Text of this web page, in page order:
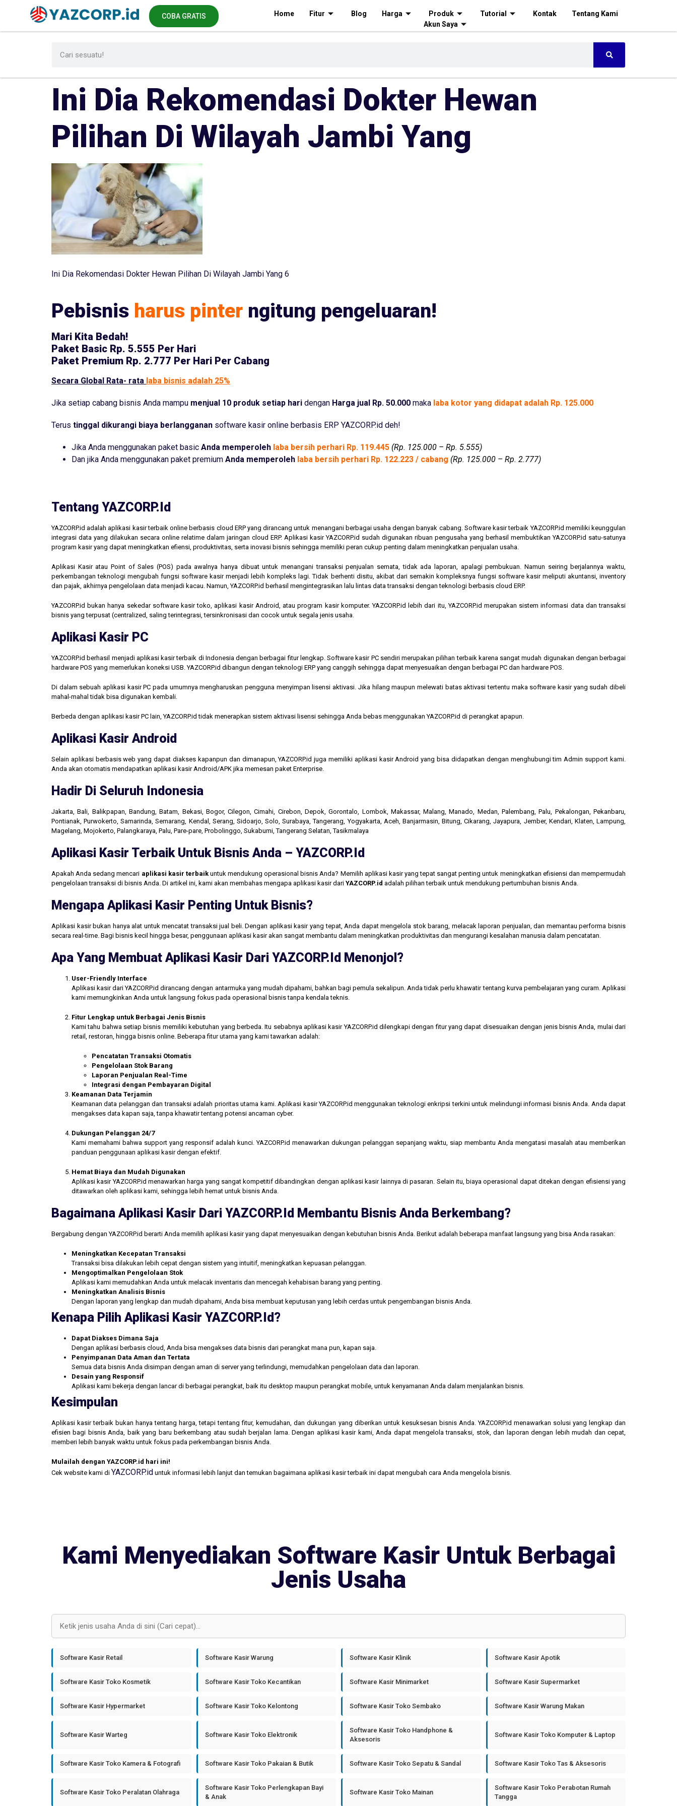
COBA GRATIS Home Fitur Blog Harga Produk Tutorial Kontak
Tentang Kami
Akun Saya
Ini Dia Rekomendasi Dokter Hewan
Pilihan Di Wilayah Jambi Yang
Ini Dia Rekomendasi Dokter Hewan Pilihan Di Wilayah Jambi Yang 6
Pebisnis harus pinter ngitung pengeluaran!
Mari Kita Bedah!
Paket Basic Rp. 5.555 Per Hari
Paket Premium Rp. 2.777 Per Hari Per Cabang
Secara Global Rata- rata laba bisnis adalah 25%
Jika setiap cabang bisnis Anda mampu menjual 10 produk setiap hari dengan Harga jual Rp. 50.000 maka laba kotor yang didapat adalah Rp. 125.000
Terus tinggal dikurangi biaya berlangganan software kasir online berbasis ERP YAZCORP.id deh!
Jika Anda menggunakan paket basic Anda memperoleh laba bersih perhari Rp. 119.445 (Rp. 125.000 – Rp. 5.555)
Dan jika Anda menggunakan paket premium Anda memperoleh laba bersih perhari Rp. 122.223 / cabang (Rp. 125.000 – Rp. 2.777)
Tentang YAZCORP.id
YAZCORP.id adalah aplikasi kasir terbaik online berbasis cloud ERP yang dirancang untuk menangani berbagai usaha dengan banyak cabang. Software kasir terbaik YAZCORP.id memiliki keunggulan
integrasi data yang dilakukan secara online relatime dalam jaringan cloud ERP. Aplikasi kasir YAZCORP.id sudah digunakan ribuan pengusaha yang berhasil membuktikan YAZCORP.id satu-satunya
program kasir yang dapat meningkatkan efiensi, produktivitas, serta inovasi bisnis sehingga memiliki peran cukup penting dalam meningkatkan penjualan usaha.
Aplikasi Kasir atau Point of Sales (POS) pada awalnya hanya dibuat untuk menangani transaksi penjualan semata, tidak ada laporan, apalagi pembukuan. Namun seiring berjalannya waktu,
perkembangan teknologi mengubah fungsi software kasir menjadi lebih kompleks lagi. Tidak berhenti disitu, akibat dari semakin kompleksnya fungsi software kasir meliputi akuntansi, inventory
dan pajak, akhirnya pengelolaan data menjadi kacau. Namun, YAZCORP.id berhasil mengintegrasikan lalu lintas data transaksi dengan teknologi berbasis cloud ERP.
YAZCORP.id bukan hanya sekedar software kasir toko, aplikasi kasir Android, atau program kasir komputer. YAZCORP.id lebih dari itu, YAZCORP.id merupakan sistem informasi data dan transaksi
bisnis yang terpusat (centralized, saling terintegrasi, tersinkronisasi dan cocok untuk segala jenis usaha.
Aplikasi Kasir PC
YAZCORP.id berhasil menjadi aplikasi kasir terbaik di Indonesia dengan berbagai fitur lengkap. Software kasir PC sendiri merupakan pilihan terbaik karena sangat mudah digunakan dengan berbagai
hardware POS yang memerlukan koneksi USB. YAZCORP.id dibangun dengan teknologi ERP yang canggih sehingga dapat menyesuaikan dengan berbagai PC dan hardware POS.
Di dalam sebuah aplikasi kasir PC pada umumnya mengharuskan pengguna menyimpan lisensi aktivasi. Jika hilang maupun melewati batas aktivasi tertentu maka software kasir yang sudah dibeli
mahal-mahal tidak bisa digunakan kembali.
Berbeda dengan aplikasi kasir PC lain, YAZCORP.id tidak menerapkan sistem aktivasi lisensi sehingga Anda bebas menggunakan YAZCORP.id di perangkat apapun.
Aplikasi Kasir Android
Selain aplikasi berbasis web yang dapat diakses kapanpun dan dimanapun, YAZCORP.id juga memiliki aplikasi kasir Android yang bisa didapatkan dengan menghubungi tim Admin support kami.
Anda akan otomatis mendapatkan aplikasi kasir Android/APK jika memesan paket Enterprise.
Hadir Di Seluruh Indonesia
Jakarta, Bali, Balikpapan, Bandung, Batam, Bekasi, Bogor, Cilegon, Cimahi, Cirebon, Depok, Gorontalo, Lombok, Makassar, Malang, Manado, Medan, Palembang, Palu, Pekalongan, Pekanbaru,
Pontianak, Purwokerto, Samarinda, Semarang, Kendal, Serang, Sidoarjo, Solo, Surabaya, Tangerang, Yogyakarta, Aceh, Banjarmasin, Bitung, Cikarang, Jayapura, Jember, Kendari, Klaten, Lampung,
Magelang, Mojokerto, Palangkaraya, Palu, Pare-pare, Probolinggo, Sukabumi, Tangerang Selatan, Tasikmalaya
Aplikasi Kasir Terbaik Untuk Bisnis Anda – YAZCORP.id
Apakah Anda sedang mencari aplikasi kasir terbaikuntuk mendukung operasional bisnis Anda? Memilih aplikasi kasir yang tepat sangat penting untuk meningkatkan efisiensi dan mempermudah
pengelolaan transaksi di bisnis Anda. Di artikel ini, kami akan membahas mengapa aplikasi kasir dari YAZCORP.id adalah pilihan terbaik untuk mendukung pertumbuhan bisnis Anda.
Mengapa Aplikasi Kasir Penting Untuk Bisnis?
Aplikasi kasir bukan hanya alat untuk mencatat transaksi jual beli. Dengan aplikasi kasir yang tepat, Anda dapat mengelola stok barang, melacak laporan penjualan, dan memantau performa bisnis
secara real-time. Bagi bisnis kecil hingga besar, penggunaan aplikasi kasir akan sangat membantu dalam meningkatkan produktivitas dan mengurangi kesalahan manusia dalam pencatatan.
Apa Yang Membuat Aplikasi Kasir Dari YAZCORP.id Menonjol?
User-Friendly Interface
Aplikasi kasir dari YAZCORP.id dirancang dengan antarmuka yang mudah dipahami, bahkan bagi pemula sekalipun. Anda tidak perlu khawatir tentang kurva pembelajaran yang curam. Aplikasi
kami memungkinkan Anda untuk langsung fokus pada operasional bisnis tanpa kendala teknis.
Fitur Lengkap untuk Berbagai Jenis Bisnis
Kami tahu bahwa setiap bisnis memiliki kebutuhan yang berbeda. Itu sebabnya aplikasi kasir YAZCORP.id dilengkapi dengan fitur yang dapat disesuaikan dengan jenis bisnis Anda, mulai dari
retail, restoran, hingga bisnis online. Beberapa fitur utama yang kami tawarkan adalah:
Pencatatan Transaksi Otomatis
Pengelolaan Stok Barang
Laporan Penjualan Real-Time
Integrasi dengan Pembayaran Digital
Keamanan Data Terjamin
Keamanan data pelanggan dan transaksi adalah prioritas utama kami. Aplikasi kasir YAZCORP.id menggunakan teknologi enkripsi terkini untuk melindungi informasi bisnis Anda. Anda dapat
mengakses data kapan saja, tanpa khawatir tentang potensi ancaman cyber.
Dukungan Pelanggan 24/7
Kami memahami bahwa support yang responsif adalah kunci. YAZCORP.id menawarkan dukungan pelanggan sepanjang waktu, siap membantu Anda mengatasi masalah atau memberikan
panduan penggunaan aplikasi kasir dengan efektif.
Hemat Biaya dan Mudah Digunakan
Aplikasi kasir YAZCORP.id menawarkan harga yang sangat kompetitif dibandingkan dengan aplikasi kasir lainnya di pasaran. Selain itu, biaya operasional dapat ditekan dengan efisiensi yang
ditawarkan oleh aplikasi kami, sehingga lebih hemat untuk bisnis Anda.
Bagaimana Aplikasi Kasir Dari YAZCORP.id Membantu Bisnis Anda Berkembang?
Bergabung dengan YAZCORP.id berarti Anda memilih aplikasi kasir yang dapat menyesuaikan dengan kebutuhan bisnis Anda. Berikut adalah beberapa manfaat langsung yang bisa Anda rasakan:
Meningkatkan Kecepatan Transaksi
Transaksi bisa dilakukan lebih cepat dengan sistem yang intuitif, meningkatkan kepuasan pelanggan.
Mengoptimalkan Pengelolaan Stok
Aplikasi kami memudahkan Anda untuk melacak inventaris dan mencegah kehabisan barang yang penting.
Meningkatkan Analisis Bisnis
Dengan laporan yang lengkap dan mudah dipahami, Anda bisa membuat keputusan yang lebih cerdas untuk pengembangan bisnis Anda.
Kenapa Pilih Aplikasi Kasir YAZCORP.id?
Dapat Diakses Dimana Saja
Dengan aplikasi berbasis cloud, Anda bisa mengakses data bisnis dari perangkat mana pun, kapan saja.
Penyimpanan Data Aman dan Tertata
Semua data bisnis Anda disimpan dengan aman di server yang terlindungi, memudahkan pengelolaan data dan laporan.
Desain yang Responsif
Aplikasi kami bekerja dengan lancar di berbagai perangkat, baik itu desktop maupun perangkat mobile, untuk kenyamanan Anda dalam menjalankan bisnis.
Kesimpulan
Aplikasi kasir terbaik bukan hanya tentang harga, tetapi tentang fitur, kemudahan, dan dukungan yang diberikan untuk kesuksesan bisnis Anda. YAZCORP.id menawarkan solusi yang lengkap dan
efisien bagi bisnis Anda, baik yang baru berkembang atau sudah berjalan lama. Dengan aplikasi kasir kami, Anda dapat mengelola transaksi, stok, dan laporan dengan lebih mudah dan cepat,
memberi lebih banyak waktu untuk fokus pada perkembangan bisnis Anda.
Mulailah dengan YAZCORP.id hari ini!
Cek website kami di YAZCORP.id untuk informasi lebih lanjut dan temukan bagaimana aplikasi kasir terbaik ini dapat mengubah cara Anda mengelola bisnis.
Kami Menyediakan Software Kasir Untuk Berbagai
Jenis Usaha
Software Kasir Retail Software Kasir Warung Software Kasir Klinik Software Kasir Apotik
Software Kasir Toko Kosmetik Software Kasir Toko Kecantikan Software Kasir Minimarket Software Kasir Supermarket
Software Kasir Hypermarket Software Kasir Toko Kelontong Software Kasir Toko Sembako Software Kasir Warung Makan
Software Kasir Warteg Software Kasir Toko Elektronik
Software Kasir Toko Handphone &
Aksesoris
Software Kasir Toko Komputer & Laptop
Software Kasir Toko Kamera & Fotografi Software Kasir Toko Pakaian & Butik Software Kasir Toko Sepatu & Sandal Software Kasir Toko Tas & Aksesoris
Software Kasir Toko Peralatan Olahraga
Software Kasir Toko Perlengkapan Bayi
& Anak
Software Kasir Toko Mainan
Software Kasir Toko Perabotan Rumah
Tangga